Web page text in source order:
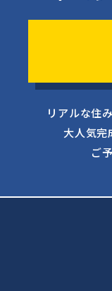
リアルな住
大人気完
ご